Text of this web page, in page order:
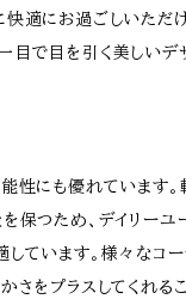
適にお過ごしいただ
目で目を引く美しいデ
性にも優れています
保つため、デイリーユ
ています。様々なコ
さをプラスしてくれる